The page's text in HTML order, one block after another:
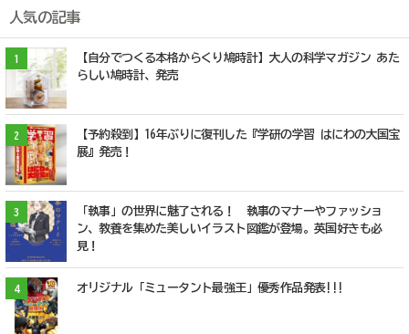
人気の記事
1
【自分でつくる本格からくり鳩時計】大人の科学マガジン あた
らしい鳩時計、発売
2
【予約殺到】16年ぶりに復刊した『学研の学習 はにわの大国宝
展』発売！
3
「執事」の世界に魅了される！ 執事のマナーやファッショ
ン、教養を集めた美しいイラスト図鑑が登場。英国好きも必
見！
4 オリジナル「ミュータント最強王」優秀作品発表!!!